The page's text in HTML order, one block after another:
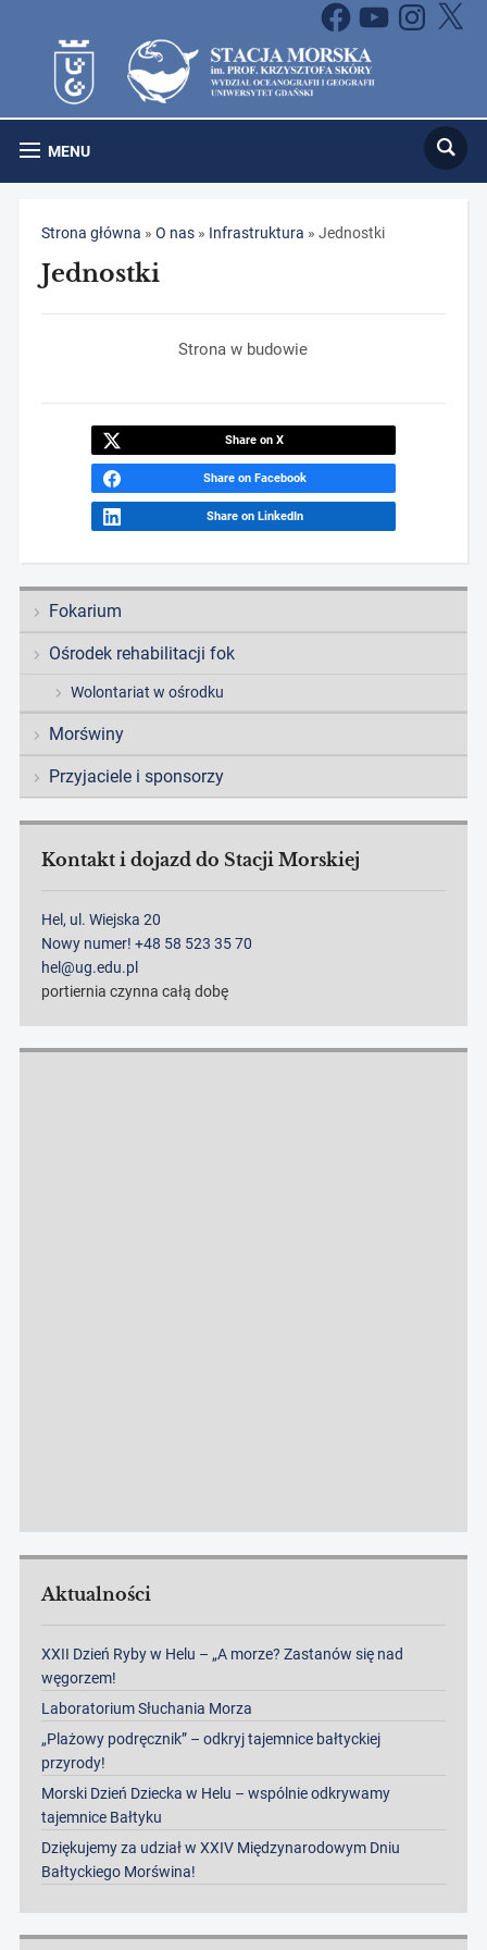
FacebookYouTubeInstagram
X
MENU
Fokarium
Ośrodek rehabilitacji fok
Wolontariat w ośrodku
Morświny
Przyjaciele i sponsorzy
Kontakt i dojazd do Stacji Morskiej
Hel, ul. Wiejska 20
Nowy numer! +48 58 523 35 70
hel@ug.edu.pl
portiernia czynna całą dobę
Strona główna » O nas» Infrastruktura » Jednostki
Jednostki
Strona w budowie
Share on X
Share on Facebook
Share on LinkedIn
Aktualności
XXII Dzień Ryby w Helu – „A morze? Zastanów się nad
węgorzem!
Laboratorium Słuchania Morza
„Plażowy podręcznik” – odkryj tajemnice bałtyckiej
przyrody!
Morski Dzień Dziecka w Helu – wspólnie odkrywamy
tajemnice Bałtyku
Dziękujemy za udział w XXIV Międzynarodowym Dniu
Bałtyckiego Morświna!